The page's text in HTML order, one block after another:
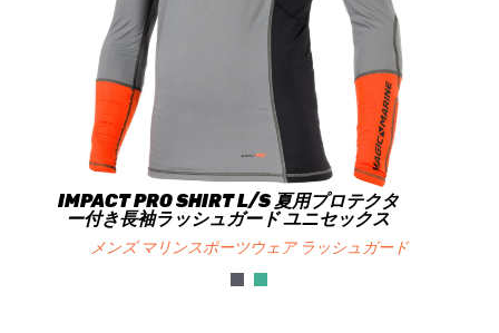
IMPACT PRO SHIRT L/S 夏用プロテクタ
ー付き長袖ラッシュガード ユニセックス
メンズ マリンスポーツウェア ラッシュガード